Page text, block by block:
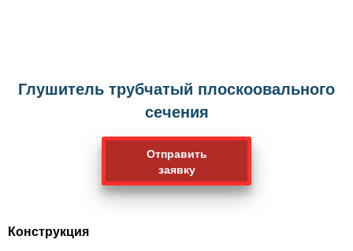
Глушитель трубчатый плоскоовального
сечения
Отправить
заявку
Конструкция